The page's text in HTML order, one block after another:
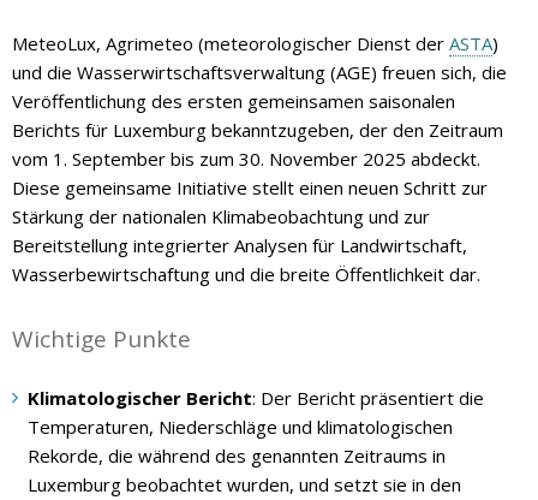
MeteoLux, Agrimeteo (meteorologischer Dienst der ASTA)
und die Wasserwirtschaftsverwaltung (AGE) freuen sich, die
Veröffentlichung des ersten gemeinsamen saisonalen
Berichts für Luxemburg bekanntzugeben, der den Zeitraum
vom 1. September bis zum 30. November 2025 abdeckt.
Diese gemeinsame Initiative stellt einen neuen Schritt zur
Stärkung der nationalen Klimabeobachtung und zur
Bereitstellung integrierter Analysen für Landwirtschaft,
Wasserbewirtschaftung und die breite Öffentlichkeit dar.
Wichtige Punkte
Klimatologischer Bericht: Der Bericht präsentiert die
Temperaturen, Niederschläge und klimatologischen
Rekorde, die während des genannten Zeitraums in
Luxemburg beobachtet wurden, und setzt sie in den